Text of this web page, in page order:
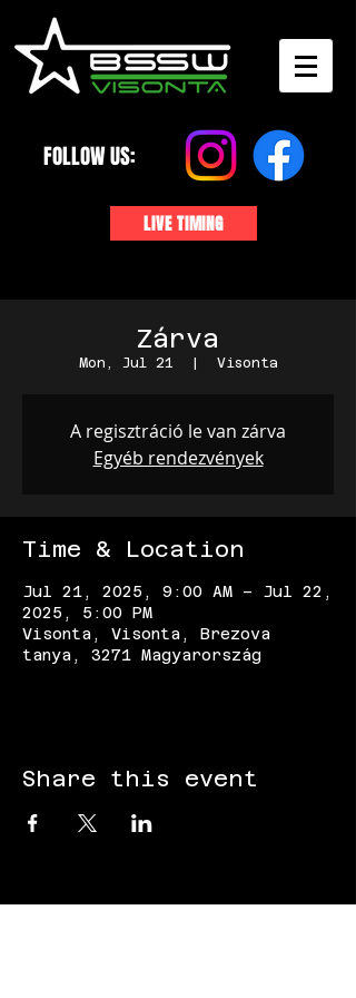
FOLLOW US:
LIVE TIMING
Zárva
Mon, Jul 21 Visonta
A regisztráció le van zárva
Egyéb rendezvények
Time & Location
Jul 21, 2025, 9:00 AM – Jul 22,
2025, 5:00 PM
Visonta, Visonta, Brezova
tanya, 3271 Magyarország
Share this event